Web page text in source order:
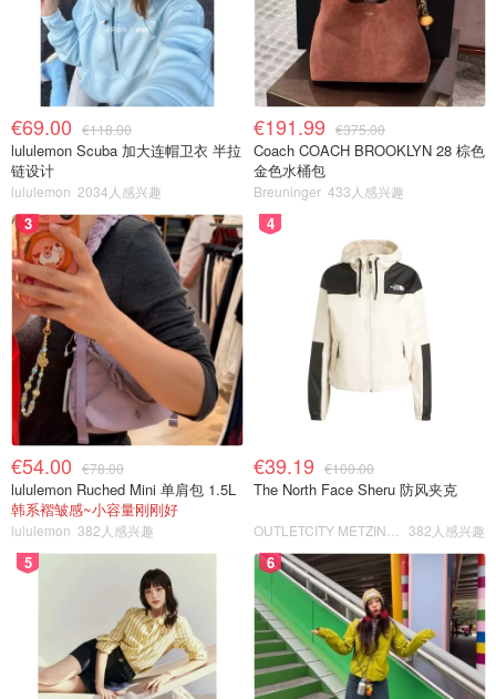
€69.00 €118.00
lululemon Scuba 加大连帽卫衣 半拉
链设计
lululemon 2034人感兴趣
€191.99 €375.00
Coach COACH BROOKLYN 28 棕色
金色水桶包
Breuninger 433人感兴趣
3
€54.00 €78.00
lululemon Ruched Mini 单肩包 1.5L
韩系褶皱感~小容量刚刚好
lululemon 382人感兴趣
4
€39.19 €100.00
The North Face Sheru 防风夹克
382人感兴趣
5 6